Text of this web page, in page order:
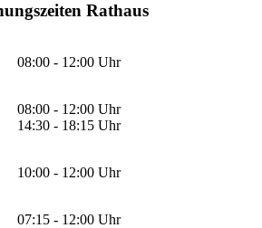
Rathaus
08:00 - 12:00 Uhr
08:00 - 12:00 Uhr
14:30 - 18:15 Uhr
10:00 - 12:00 Uhr
07:15 - 12:00 Uhr